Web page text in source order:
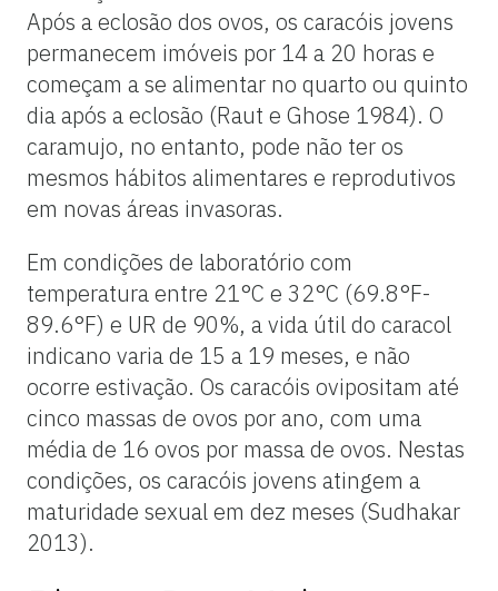
Após a eclosão dos ovos, os caracóis jovens
permanecem imóveis por 14 a 20 horas e
começam a se alimentar no quarto ou quinto
dia após a eclosão (Raut e Ghose 1984). O
caramujo, no entanto, pode não ter os
mesmos hábitos alimentares e reprodutivos
em novas áreas invasoras.
Em condições de laboratório com
temperatura entre 21°C e 32°C (69.8°F-
89.6°F) e UR de 90%, a vida útil do caracol
indicano varia de 15 a 19 meses, e não
ocorre estivação. Os caracóis ovipositam até
cinco massas de ovos por ano, com uma
média de 16 ovos por massa de ovos. Nestas
condições, os caracóis jovens atingem a
maturidade sexual em dez meses (Sudhakar
2013).